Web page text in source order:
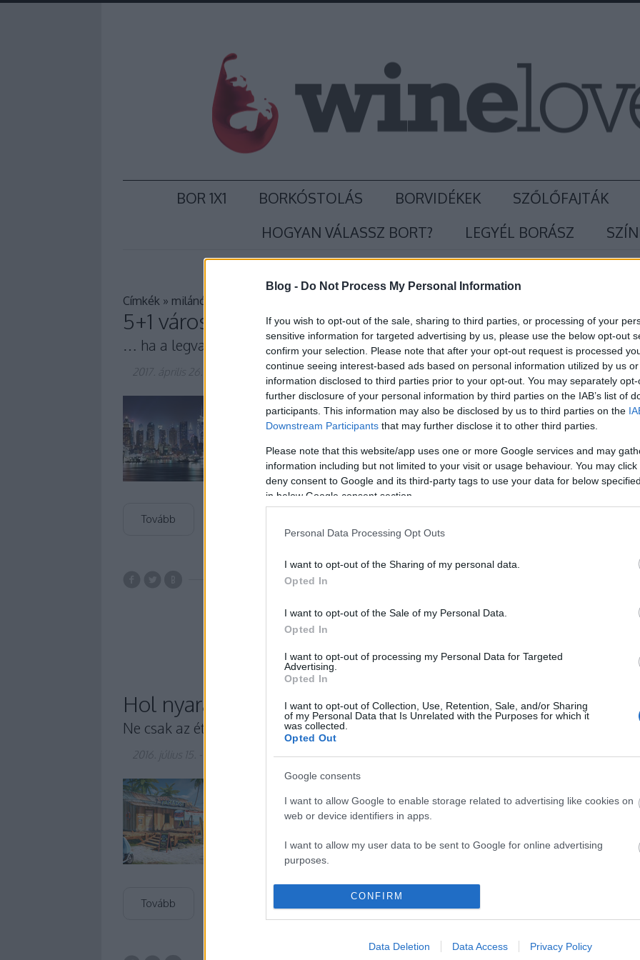
Blog - Do Not Process My Personal Information
If you wish to opt-out of the sale, sharing to third parties, or processing of your
sensitive information for targeted advertising by us, please use the below opt-out
confirm your selection. Please note that after your opt-out request is processed
continue seeing interest-based ads based on personal information utilized by us
information disclosed to third parties prior to your opt-out. You may separately
further disclosure of your personal information by third parties on the IAB’s list of
participants. This information may also be disclosed by us to third parties on the
Downstream Participants that may further disclose it to other third parties.
Please note that this website/app uses one or more Google services and may
information including but not limited to your visit or usage behaviour. You may
deny consent to Google and its third-party tags to use your data for below
in below Google consent section.
Personal Data Processing Opt Outs
I want to opt-out of the Sharing of my personal data.
Opted In
I want to opt-out of the Sale of my Personal Data.
Opted In
I want to opt-out of processing my Personal Data for Targeted
Advertising.
Opted In
I want to opt-out of Collection, Use, Retention, Sale, and/or Sharing
of my Personal Data that Is Unrelated with the Purposes for which it
was collected.
Opted Out
Google consents
I want to allow Google to enable storage related to advertising like cookies on
web or device identifiers in apps.
I want to allow my user data to be sent to Google for online advertising
purposes.
I want to allow Google to send me personalized advertising.
I want to allow Google to enable storage related to analytics like cookies on
CONFIRM
Data Deletion Data Access Privacy Policy
BOR 1X1 BORKÓSTOLÁS BORVIDÉKEK SZŐLŐFAJTÁK
HOGYAN VÁLASSZ BORT?
LEGYÉL BORÁSZ
Címkék » milánó
5+1 város, amit kötelező meglátogatnod
… ha a legvagányabb borbárokba vágysz
2017. április 26.
Íme egy lista arról, hogy ha a világ legfelkapottabb városaiban jársz, hol
igyál bort (és esetleg mást is). Következzenek tehát a legjobb (bor)bárok
New Yorkban, Londonban, Párizsban, Milánóban, Tokióban és persze
Budapesten.
Tovább
budapest
Hol nyaralsz? Megmondjuk, mit igyál
Ne csak az étel legyen helyi!
2016. július 15.
ehetsz igazán olaszos pastát, görögös fetát vagy spanyolos gazpachot?
Nos, nem kell többet várnod: végre itt a szezon! Mi pedig végigvesszük a
Tovább
komment
Mi
A